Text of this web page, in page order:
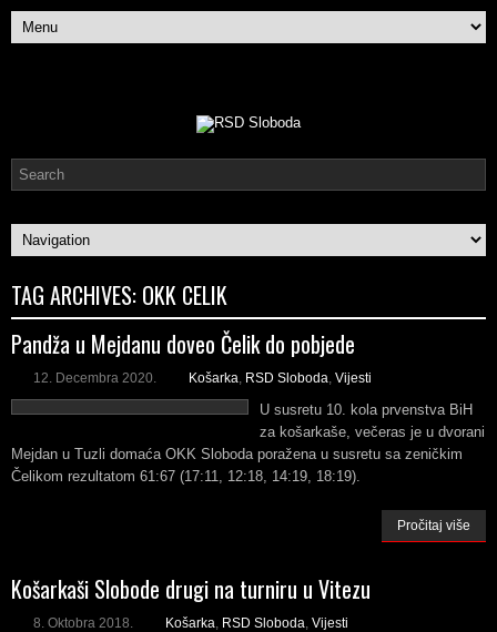
TAG ARCHIVES: OKK CELIK
Pandža u Mejdanu doveo Čelik do pobjede
12. Decembra 2020. Košarka, RSD Sloboda, Vijesti
U susretu 10. kola prvenstva BiH
za košarkaše, večeras je u dvorani
Mejdan u Tuzli domaća OKK Sloboda poražena u susretu sa zeničkim
Čelikom rezultatom 61:67 (17:11, 12:18, 14:19, 18:19).
Pročitaj više
Košarkaši Slobode drugi na turniru u Vitezu
8. Oktobra 2018. Košarka, RSD Sloboda, Vijesti